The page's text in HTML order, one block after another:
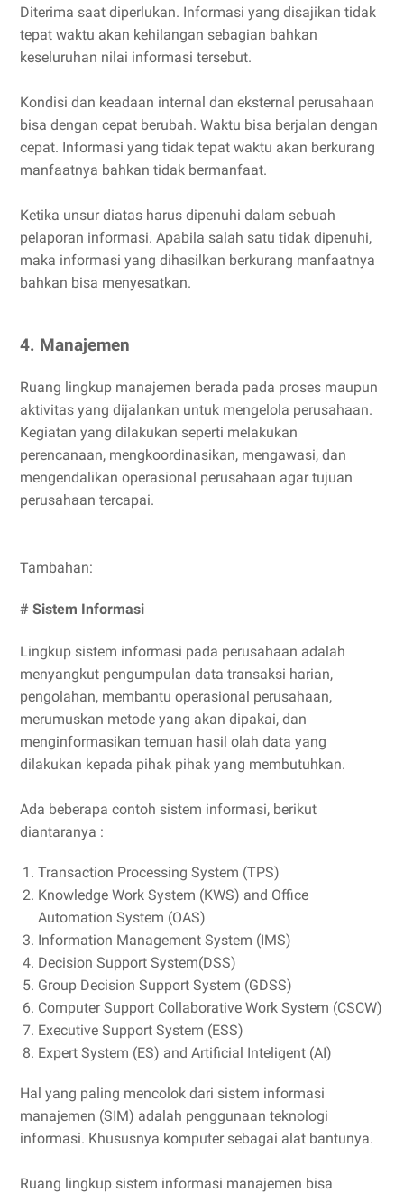
Diterima saat diperlukan. Informasi yang disajikan tidak
tepat waktu akan kehilangan sebagian bahkan
keseluruhan nilai informasi tersebut.
Kondisi dan keadaan internal dan eksternal perusahaan
bisa dengan cepat berubah. Waktu bisa berjalan dengan
cepat. Informasi yang tidak tepat waktu akan berkurang
manfaatnya bahkan tidak bermanfaat.
Ketika unsur diatas harus dipenuhi dalam sebuah
pelaporan informasi. Apabila salah satu tidak dipenuhi,
maka informasi yang dihasilkan berkurang manfaatnya
bahkan bisa menyesatkan.
4. Manajemen
Ruang lingkup manajemen berada pada proses maupun
aktivitas yang dijalankan untuk mengelola perusahaan.
Kegiatan yang dilakukan seperti melakukan
perencanaan, mengkoordinasikan, mengawasi, dan
mengendalikan operasional perusahaan agar tujuan
perusahaan tercapai.
Tambahan:
# Sistem Informasi
Lingkup sistem informasi pada perusahaan adalah
menyangkut pengumpulan data transaksi harian,
pengolahan, membantu operasional perusahaan,
merumuskan metode yang akan dipakai, dan
menginformasikan temuan hasil olah data yang
dilakukan kepada pihak pihak yang membutuhkan.
Ada beberapa contoh sistem informasi, berikut
diantaranya :
Transaction Processing System (TPS)
Knowledge Work System (KWS) and Office
Automation System (OAS)
Information Management System (IMS)
Decision Support System(DSS)
Group Decision Support System (GDSS)
Computer Support Collaborative Work System (CSCW)
Executive Support System (ESS)
Expert System (ES) and Artificial Inteligent (AI)
Hal yang paling mencolok dari sistem informasi
manajemen (SIM) adalah penggunaan teknologi
informasi. Khususnya komputer sebagai alat bantunya.
Ruang lingkup sistem informasi manajemen bisa